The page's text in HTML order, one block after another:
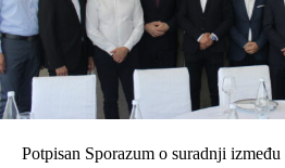
Potpisan Sporazum o suradnji